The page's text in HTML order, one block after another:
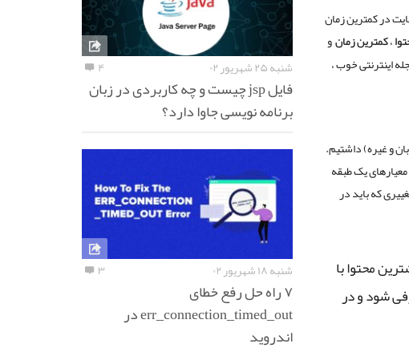
در کمترین زمان
،کمترین زمانو
اینترنتی خوب ،
و غیره) داشتیم.
یک طبقه
که باید در
محتوا با
شود و در
شنبه ۲۵ شهریور ۰۲ ۴
فایل jsp چیست و چه کاربردی در زبان
برنامه نویسی جاوا دارد؟
شنبه ۱۸ شهریور ۰۲ ۳
۷ راه حل رفع خطای
err_connection_timed_out در
اندروید